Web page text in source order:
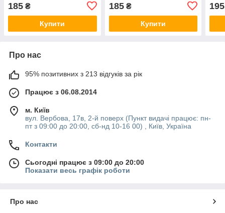
185 ₴
Купити
185₴
Купити
195
Про нас
95% позитивних з 213 відгуків за рік
Працює з 06.08.2014
м. Київ
вул. Вербова, 17в, 2-й поверх (Пункт видачі працює: пн-
пт з 09:00 до 20:00, сб-нд 10-16 00) , Київ, Україна
Контакти
Сьогодні працює з 09:00 до 20:00
Показати весь графік роботи
Про нас